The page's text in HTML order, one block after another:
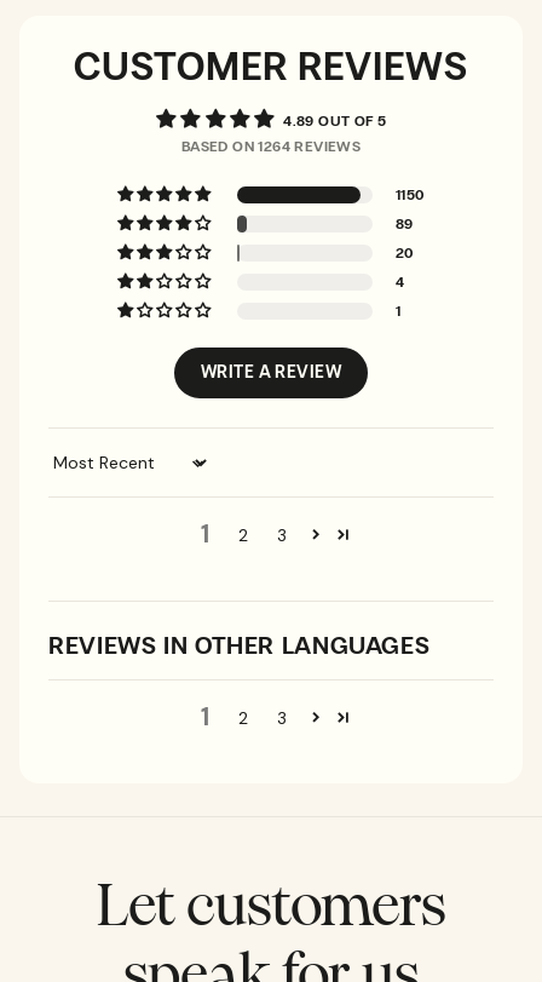
CUSTOMER REVIEWS
4.89 OUT OF 5
BASED ON 1264 REVIEWS
1150
89
20
4
1
WRITE A REVIEW
Sort by
1 2 3
REVIEWS IN OTHER LANGUAGES
1 2 3
Let customers